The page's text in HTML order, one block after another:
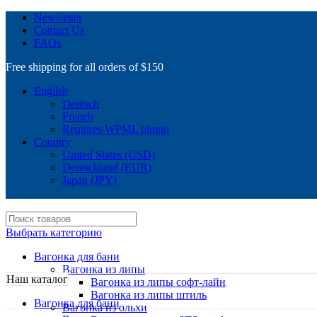
Newsletter
Contact Us
FAQs
Free shipping for all orders of $150
English
Deutsch
French
Requires WPML plugin
Country
United States (USD)
Deutschland (EUR)
Japan (JPY)
Выбрать категорию
Вагонка для бани
Вагонка из липы
Вагонка из липы софт-лайн
Вагонка из липы штиль
Вагонка из ольхи
Наш каталог
Вагонка для бани